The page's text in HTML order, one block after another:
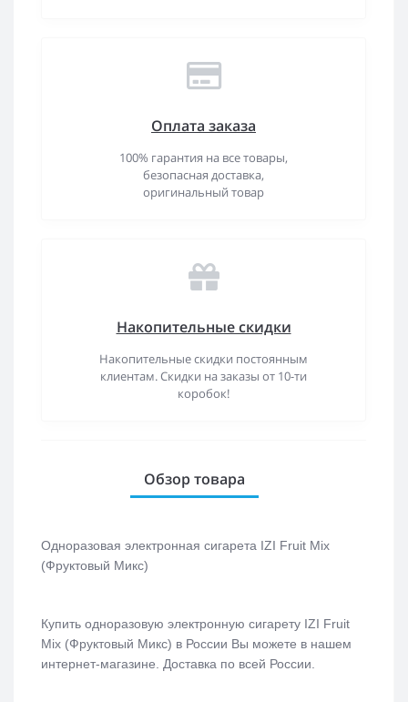
Оплата заказа
100% гарантия на все товары,
безопасная доставка,
оригинальный товар
Накопительные скидки
Накопительные скидки постоянным
клиентам. Скидки на заказы от 10-ти
коробок!
Обзор товара
Одноразовая электронная сигарета IZI Fruit Mix
(Фруктовый Микс)
Купить одноразовую электронную сигарету IZI Fruit
Mix (Фруктовый Микс) в России Вы можете в нашем
интернет-магазине. Доставка по всей России.